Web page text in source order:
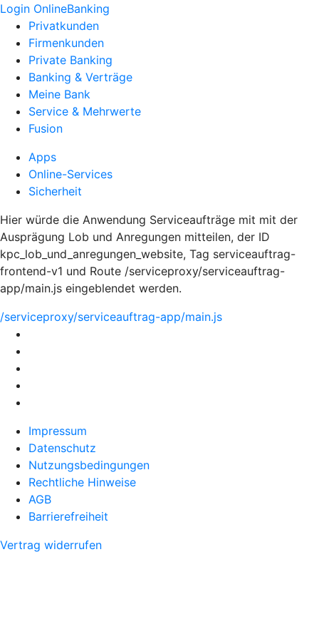
Login OnlineBanking
Privatkunden
Firmenkunden
Private Banking
Banking & Verträge
Meine Bank
Service & Mehrwerte
Fusion
Apps
Online-Services
Sicherheit
Hier würde die Anwendung Serviceaufträge mit mit der
Ausprägung Lob und Anregungen mitteilen, der ID
kpc_lob_und_anregungen_website, Tag serviceauftrag-
frontend-v1 und Route /serviceproxy/serviceauftrag-
app/main.js eingeblendet werden.
/serviceproxy/serviceauftrag-app/main.js
Impressum
Datenschutz
Nutzungsbedingungen
Rechtliche Hinweise
AGB
Barrierefreiheit
Vertrag widerrufen